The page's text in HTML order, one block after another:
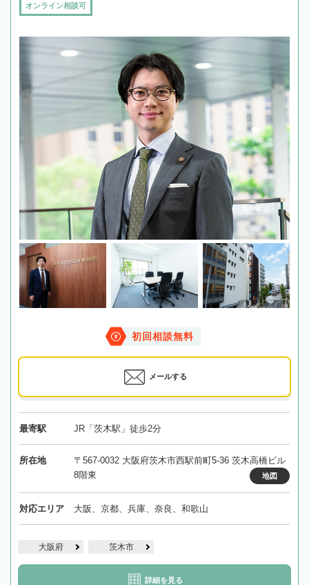
オンライン相談可
初回相談無料
メールする
最寄駅 JR「茨木駅」徒歩2分
所在地
〒567-0032 大阪府茨木市西駅前町5-36 茨木高橋ビル
8階東
地図
対応エリア 大阪、京都、兵庫、奈良、和歌山
大阪府 茨木市
詳細を見る